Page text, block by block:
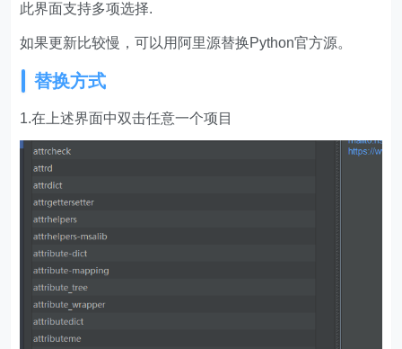
此界面支持多项选择.
如果更新比较慢，可以用阿里源替换Python官方源。
替换方式
1.在上述界面中双击任意一个项目